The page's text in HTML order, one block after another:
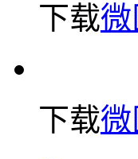
下载微
下载微